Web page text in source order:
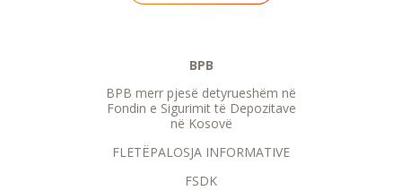
BPB
BPB merr pjesë detyrueshëm në
Fondin e Sigurimit të Depozitave
në Kosovë
FLETËPALOSJA INFORMATIVE
FSDK